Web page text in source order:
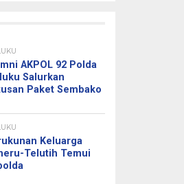
AKPOL 92 Polda
Salurkan
Paket Sembako
Keluarga
Telutih Temui